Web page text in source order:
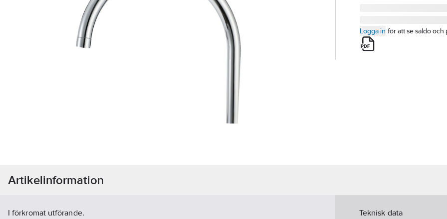
Logga in för att se saldo och
Artikelinformation
I förkromat utförande.
Teknisk data